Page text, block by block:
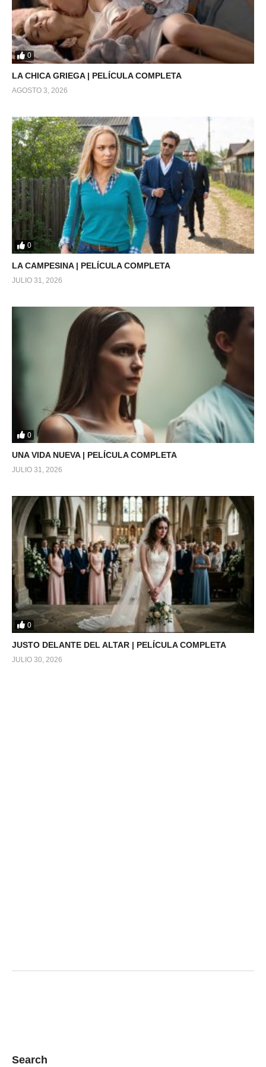
0
LA CHICA GRIEGA | PELÍCULA COMPLETA
AGOSTO 3, 2026
0
LA CAMPESINA | PELÍCULA COMPLETA
JULIO 31, 2026
0
UNA VIDA NUEVA | PELÍCULA COMPLETA
JULIO 31, 2026
0
JUSTO DELANTE DEL ALTAR | PELÍCULA COMPLETA
JULIO 30, 2026
Search